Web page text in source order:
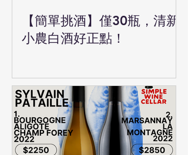
【簡單挑酒】僅30瓶，清新
小農白酒好正點！